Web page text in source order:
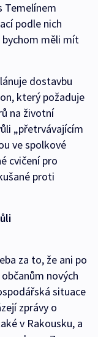
Temelínem
podle nich
bychom měli mít
dostavbu
který požaduje
na životní
„přetrvávajícím
ve spolkové
cvičení pro
proti
za to, že ani po
nových
situace
zprávy o
v Rakousku, a